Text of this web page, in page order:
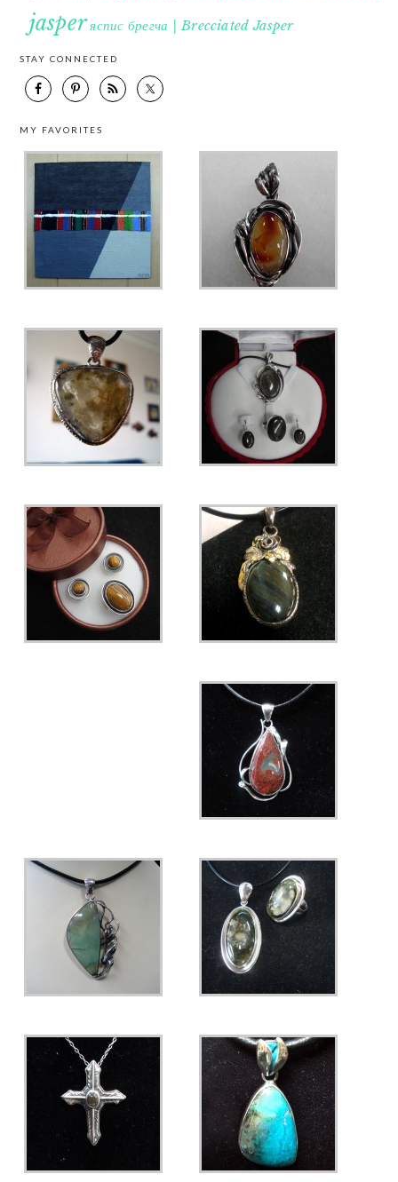
jasperяспис брегча | Brecciated Jasper
STAY CONNECTED
MY FAVORITES